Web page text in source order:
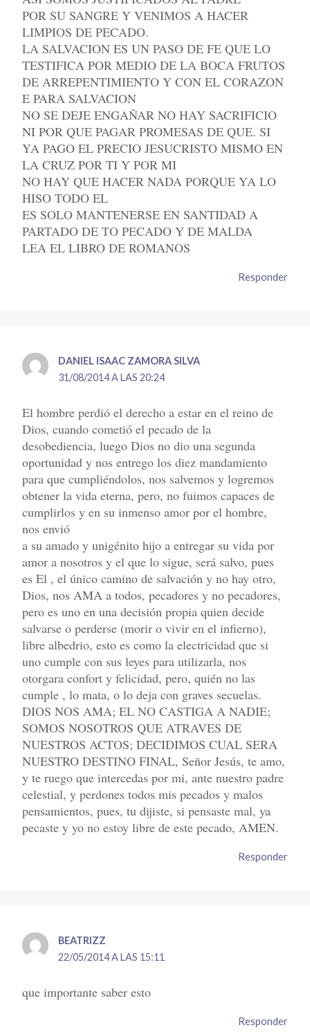
POR SU SANGRE Y VENIMOS A HACER
LIMPIOS DE PECADO.
LA SALVACION ES UN PASO DE FE QUE LO
TESTIFICA POR MEDIO DE LA BOCA FRUTOS
DE ARREPENTIMIENTO Y CON EL CORAZON
E PARA SALVACION
NO SE DEJE ENGAÑAR NO HAY SACRIFICIO
NI POR QUE PAGAR PROMESAS DE QUE. SI
YA PAGO EL PRECIO JESUCRISTO MISMO EN
LA CRUZ POR TI Y POR MI
NO HAY QUE HACER NADA PORQUE YA LO
HISO TODO EL
ES SOLO MANTENERSE EN SANTIDAD A
PARTADO DE TO PECADO Y DE MALDA
LEA EL LIBRO DE ROMANOS
Responder
DANIEL ISAAC ZAMORA SILVA
31/08/2014 A LAS 20:24
El hombre perdió el derecho a estar en el reino de
Dios, cuando cometió el pecado de la
desobediencia, luego Dios no dio una segunda
oportunidad y nos entrego los diez mandamiento
para que cumpliéndolos, nos salvemos y logremos
obtener la vida eterna, pero, no fuimos capaces de
cumplirlos y en su inmenso amor por el hombre,
nos envió
a su amado y unigénito hijo a entregar su vida por
amor a nosotros y el que lo sigue, será salvo, pues
es El , el único camino de salvación y no hay otro,
Dios, nos AMA a todos, pecadores y no pecadores,
pero es uno en una decisión propia quien decide
salvarse o perderse (morir o vivir en el infierno),
libre albedrio, esto es como la electricidad que si
uno cumple con sus leyes para utilizarla, nos
otorgara confort y felicidad, pero, quién no las
cumple , lo mata, o lo deja con graves secuelas.
DIOS NOS AMA; EL NO CASTIGA A NADIE;
SOMOS NOSOTROS QUE ATRAVES DE
NUESTROS ACTOS; DECIDIMOS CUAL SERA
NUESTRO DESTINO FINAL, Señor Jesús, te amo,
y te ruego que intercedas por mi, ante nuestro padre
celestial, y perdones todos mis pecados y malos
pensamientos, pues, tu dijiste, si pensaste mal, ya
pecaste y yo no estoy libre de este pecado, AMEN.
Responder
BEATRIZZ
22/05/2014 A LAS 15:11
que importante saber esto
Responder